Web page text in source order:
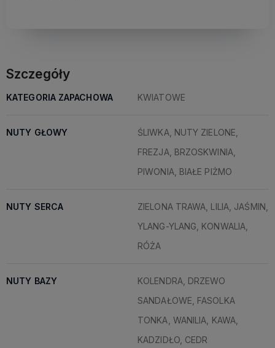
Szczegóły
KATEGORIA ZAPACHOWA KWIATOWE
NUTY GŁOWY
ŚLIWKA, NUTY ZIELONE,
FREZJA, BRZOSKWINIA,
PIWONIA, BIAŁE PIŻMO
NUTY SERCA
ZIELONA TRAWA, LILIA, JAŚMIN,
YLANG-YLANG, KONWALIA,
RÓŻA
NUTY BAZY
KOLENDRA, DRZEWO
SANDAŁOWE, FASOLKA
TONKA, WANILIA, KAWA,
KADZIDŁO, CEDR